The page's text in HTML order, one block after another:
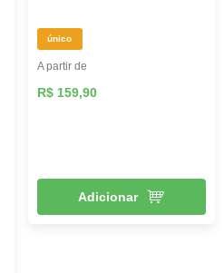
único
A partir de
R$ 159,90
Adicionar